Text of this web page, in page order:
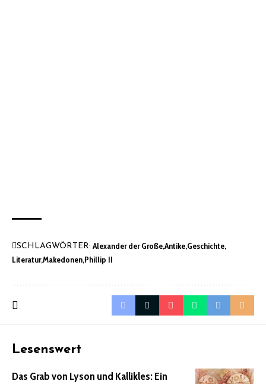
SCHLAGWÖRTER: Alexander der GroßeAntike Geschichte
LiteraturMakedonen Phillip II
Lesenswert
Das Grab von Lyson und Kallikles: Ein